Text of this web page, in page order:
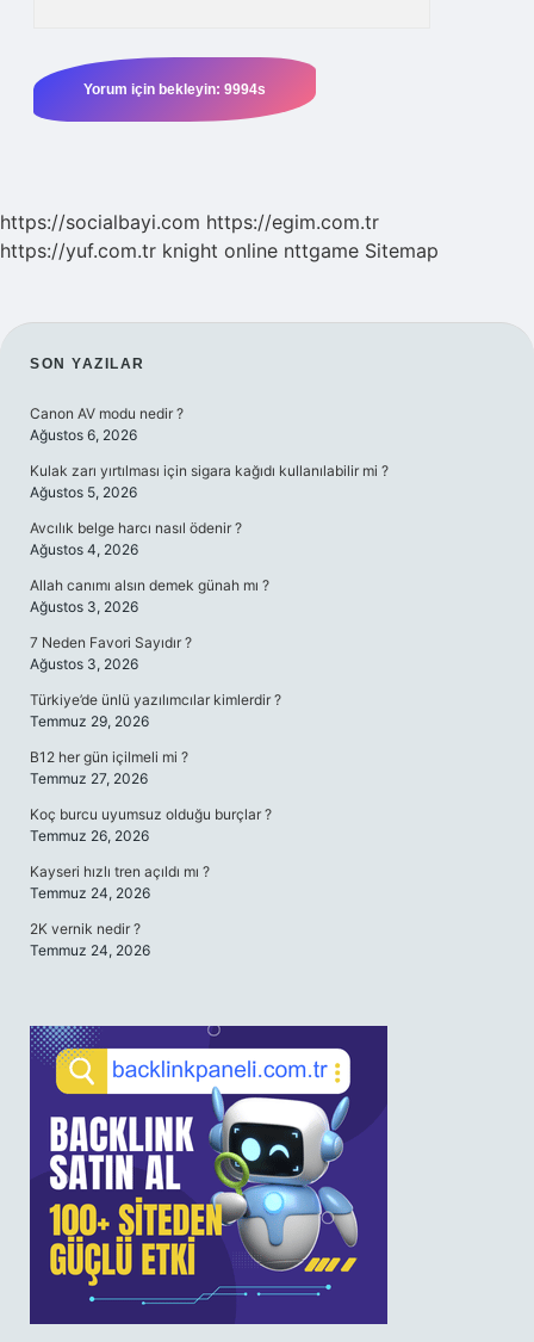
https://socialbayi.com https://egim.com.tr
https://yuf.com.tr knight online nttgame Sitemap
SIDEBAR
SON YAZILAR
Canon AV modu nedir ?
Ağustos 6, 2026
Kulak zarı yırtılması için sigara kağıdı kullanılabilir mi ?
Ağustos 5, 2026
Avcılık belge harcı nasıl ödenir ?
Ağustos 4, 2026
Allah canımı alsın demek günah mı ?
Ağustos 3, 2026
7 Neden Favori Sayıdır ?
Ağustos 3, 2026
Türkiye’de ünlü yazılımcılar kimlerdir ?
Temmuz 29, 2026
B12 her gün içilmeli mi ?
Temmuz 27, 2026
Koç burcu uyumsuz olduğu burçlar ?
Temmuz 26, 2026
Kayseri hızlı tren açıldı mı ?
Temmuz 24, 2026
2K vernik nedir ?
Temmuz 24, 2026